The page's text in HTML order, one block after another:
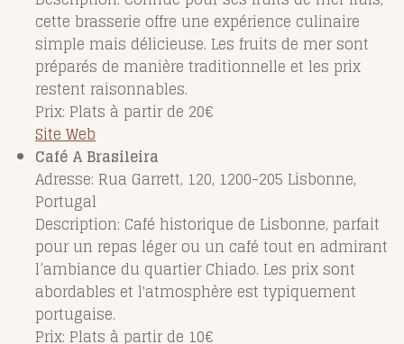
cette brasserie offre une expérience culinaire
simple mais délicieuse. Les fruits de mer sont
préparés de manière traditionnelle et les prix
restent raisonnables.
Prix: Plats à partir de 20€
Site Web
Café A Brasileira
Adresse: Rua Garrett, 120, 1200-205 Lisbonne,
Portugal
Description: Café historique de Lisbonne, parfait
pour un repas léger ou un café tout en admirant
l’ambiance du quartier Chiado. Les prix sont
abordables et l'atmosphère est typiquement
portugaise.
Prix: Plats à partir de 10€